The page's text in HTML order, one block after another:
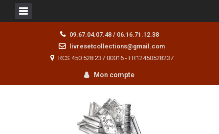
09.67.04.07.48 / 06.16.71.12.38
livresetcollections@gmail.com
RCS 450 528 237 00016 - FR12450528237
Mon compte